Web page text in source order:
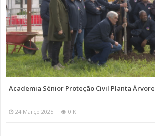
Academia Sénior Proteção Civil Planta
24 Março 2025 0 K